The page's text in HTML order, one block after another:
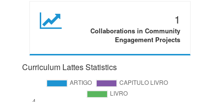
1
Collaborations in Community
Engagement Projects
Curriculum Lattes Statistics